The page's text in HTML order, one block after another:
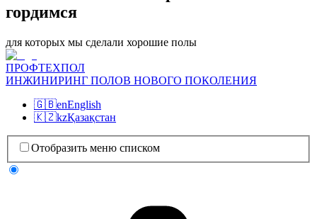
гордимся
для которых мы сделали хорошие полы
ПРОФТЕХПОЛ
ИНЖИНИРИНГ ПОЛОВ НОВОГО ПОКОЛЕНИЯ
🇬🇧enEnglish
🇰🇿kzҚазақстан
Отобразить меню списком